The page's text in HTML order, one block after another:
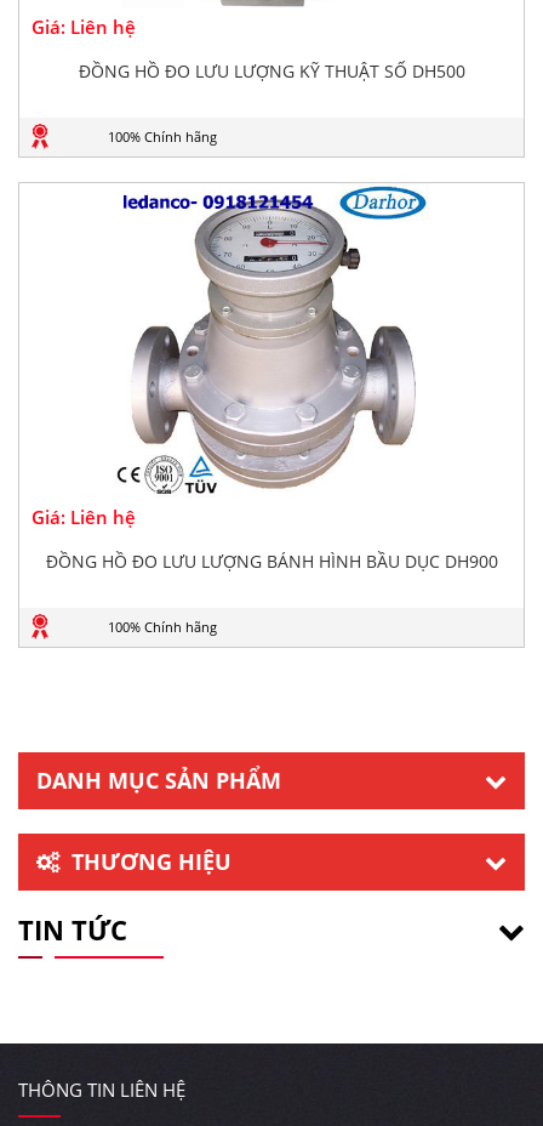
Giá: Liên hệ
ĐỒNG HỒ ĐO LƯU LƯỢNG KỸ THUẬT SỐ DH500
100% Chính hãng
Giá: Liên hệ
ĐỒNG HỒ ĐO LƯU LƯỢNG BÁNH HÌNH BẦU DỤC DH900
100% Chính hãng
DANH MỤC SẢN PHẨM
THƯƠNG HIỆU
TIN TỨC
THÔNG TIN LIÊN HỆ